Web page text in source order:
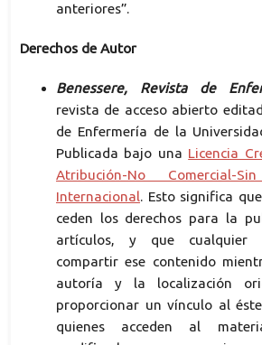
anteriores”.
Derechos de Autor
Benessere, Revista de
revista de acceso abierto
de Enfermería de la
Publicada bajo una Licencia
Atribución-No Comercial-
Internacional. Esto significa
ceden los derechos para la
artículos, y que cualquier
compartir ese contenido
autoría y la localización
proporcionar un vínculo al
quienes acceden al